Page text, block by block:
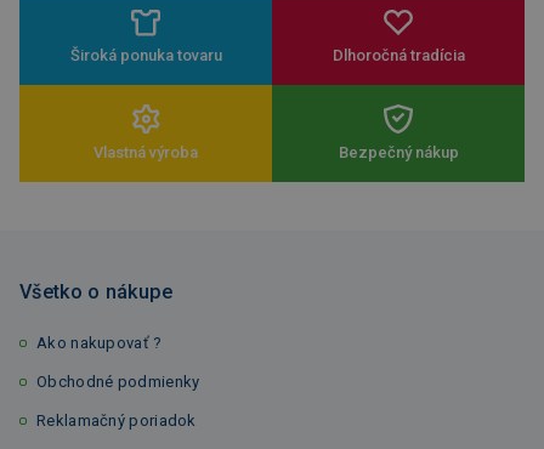
Široká ponuka tovaru Dlhoročná tradícia
Vlastná výroba Bezpečný nákup
Všetko o nákupe
Ako nakupovať ?
Obchodné podmienky
Reklamačný poriadok